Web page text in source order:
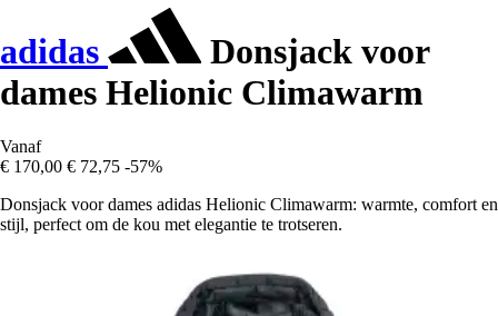
adidas
Donsjack voor
dames Helionic Climawarm
Vanaf
€ 170,00 € 72,75 -57%
Donsjack voor dames adidas Helionic Climawarm: warmte, comfort en
stijl, perfect om de kou met elegantie te trotseren.